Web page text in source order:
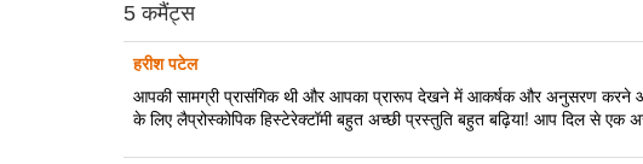
5 कमैंट्स
हरीश पटेल
आपकी सामग्री प्रासंगिक थी और आपका प्रारूप देखने में आकर्षक और अनुसरण करने
के लिए लैप्रोस्कोपिक हिस्टेरेक्टॉमी बहुत अच्छी प्रस्तुति बहुत बढ़िया! आप दिल से एक